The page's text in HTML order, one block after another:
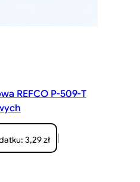
REFCO P-509-T
3,29zł |